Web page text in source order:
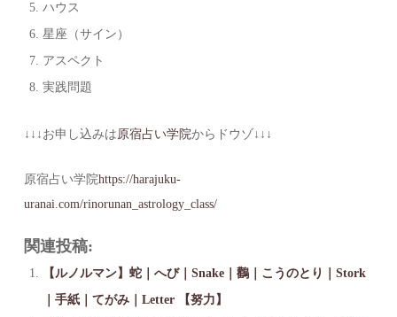
ハウス
星座（サイン）
アスペクト
実践問題
↓↓↓お申し込みは原宿占い学院からドウゾ↓↓↓
原宿占い学院https://harajuku-
uranai.com/rinorunan_astrology_class/
関連投稿:
【ルノルマン】蛇｜へび｜Snake｜鸛｜こうのとり｜Stork
｜手紙｜てがみ｜Letter 【努力】